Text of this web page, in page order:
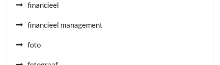
financieel
financieel management
foto